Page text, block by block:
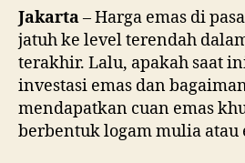
Jakarta– Harga emas di
jatuh ke level terendah
terakhir. Lalu, apakah saat
investasi emas dan
mendapatkan cuan emas
berbentuk logam mulia atau